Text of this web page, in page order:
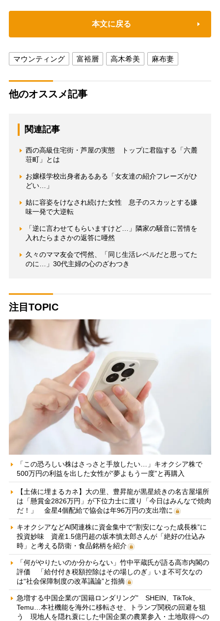
本文に戻る
マウンティング 富裕層 高木希美 麻布妻
他のオススメ記事
関連記事
西の高級住宅街・芦屋の実態 トップに君臨する「六麓
荘町」とは
お嬢様学校出身者あるある「女友達の紹介フレーズがひ
どい…」
姑に容姿をけなされ続けた女性 息子のスカッとする嫌
味一発で大逆転
「逆に言わせてもらいますけど…」隣家の騒音に苦情を
入れたらまさかの返答に唖然
久々のママ友会で愕然、「同じ生活レベルだと思ってた
のに…」30代主婦の心のざわつき
注目TOPIC
「この恐ろしい株はさっさと手放したい…」キオクシア株で
500万円の利益を出した女性が“夢よもう一度”と再購入
【土俵に埋まるカネ】大の里、豊昇龍が黒星続きの名古屋場所
は「懸賞金2826万円」が下位力士に渡り「今日はみんなで焼肉
だ！」 金星4個配給で協会は年96万円の支出増に
キオクシアなどAI関連株に資金集中で“割安になった成長株”に
投資妙味 資産1.5億円超の坂本慎太郎さんが「絶好の仕込み
時」と考える防衛・食品銘柄を紹介
「何がやりたいのか分からない」竹中平蔵氏が語る高市内閣の
評価 「給付付き税額控除はその場しのぎ」いま不可欠なの
は“社会保障制度の改革議論”と指摘
急増する中国企業の“国籍ロンダリング” SHEIN、TikTok、
Temu…本社機能を海外に移転させ、トランプ関税の回避を狙
う 現地人を隠れ蓑にした中国企業の農業参入・土地取得への